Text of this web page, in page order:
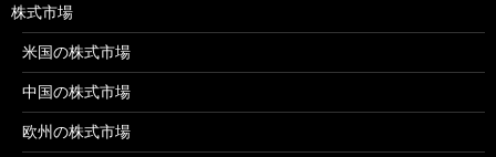
株式市場
米国の株式市場
中国の株式市場
欧州の株式市場